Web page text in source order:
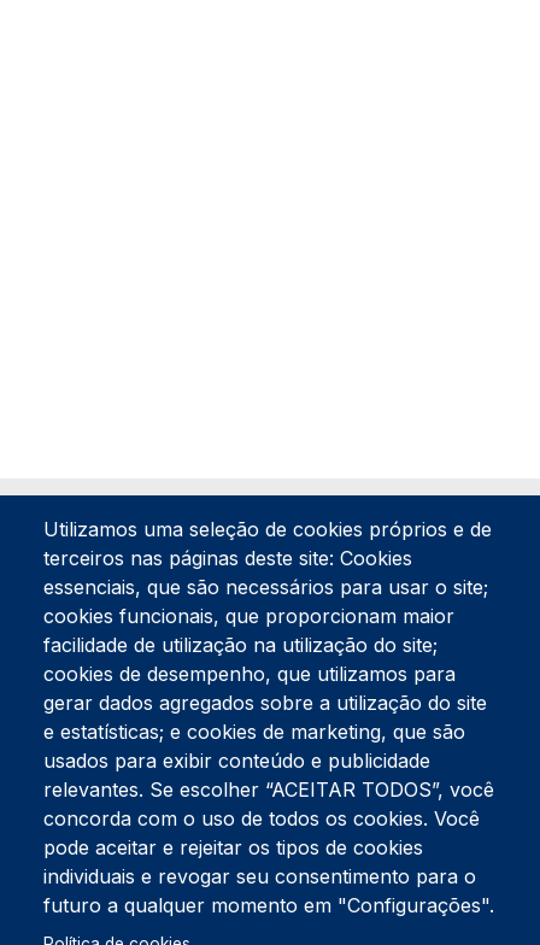
Tel:234 390 100 Fax:234 390 100
Endereço Postal
Apartado 42
Rua Gil Eanes 31
3834-908 Gafanha da Nazaré
Estúdios
Rua Prior Guerra
Edifício do Centro Cultural da Gafanha da Nazaré
3830-556 Gafanha da Nazaré
Utilizamos uma seleção de cookies próprios e de
terceiros nas páginas deste site: Cookies
essenciais, que são necessários para usar o site;
cookies funcionais, que proporcionam maior
facilidade de utilização na utilização do site;
cookies de desempenho, que utilizamos para
gerar dados agregados sobre a utilização do site
e estatísticas; e cookies de marketing, que são
usados para exibir conteúdo e publicidade
relevantes. Se escolher “ACEITAR TODOS”, você
concorda com o uso de todos os cookies. Você
pode aceitar e rejeitar os tipos de cookies
individuais e revogar seu consentimento para o
futuro a qualquer momento em "Configurações".